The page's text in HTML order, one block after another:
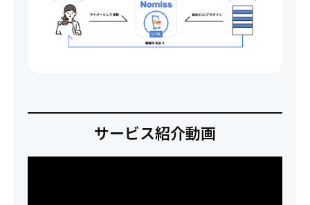
サービス紹介動画